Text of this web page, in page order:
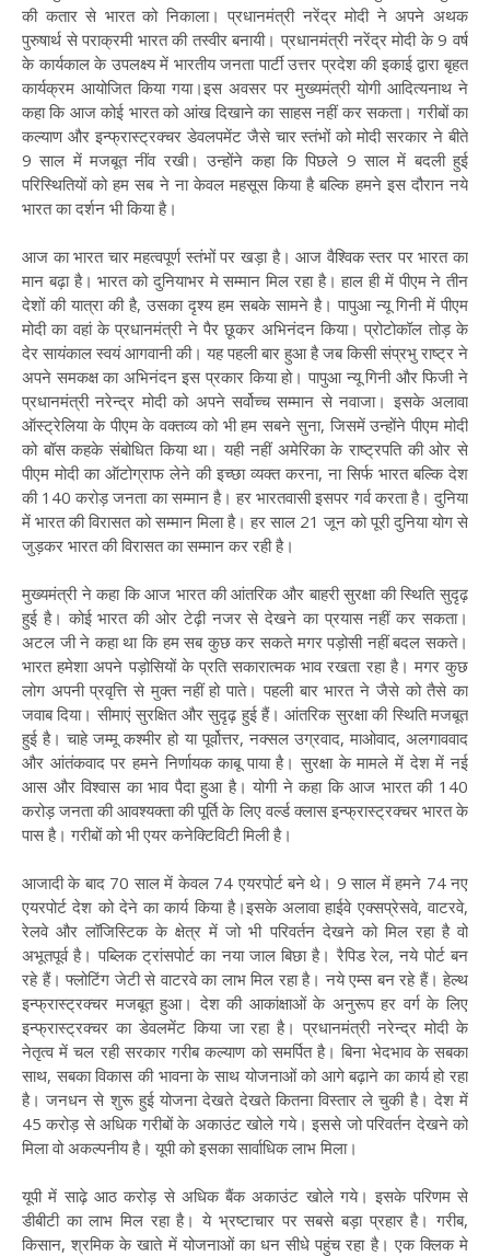
की कतार से भारत को निकाला। प्रधानमंत्री नरेंद्र मोदी ने अपने अथक
पुरुषार्थ से पराक्रमी भारत की तस्वीर बनायी। प्रधानमंत्री नरेंद्र मोदी के 9 वर्ष
के कार्यकाल के उपलक्ष्य में भारतीय जनता पार्टी उत्तर प्रदेश की इकाई द्वारा बृहत
कार्यक्रम आयोजित किया गया।इस अवसर पर मुख्यमंत्री योगी आदित्यनाथ ने
कहा कि आज कोई भारत को आंख दिखाने का साहस नहीं कर सकता। गरीबों का
कल्याण और इन्फ्रास्ट्रक्चर डेवलपमेंट जैसे चार स्तंभों को मोदी सरकार ने बीते
9 साल में मजबूत नींव रखी। उन्होंने कहा कि पिछले 9 साल में बदली हुई
परिस्थितियों को हम सब ने ना केवल महसूस किया है बल्कि हमने इस दौरान नये
भारत का दर्शन भी किया है।
आज का भारत चार महत्वपूर्ण स्तंभों पर खड़ा है। आज वैश्विक स्तर पर भारत का
मान बढ़ा है। भारत को दुनियाभर मे सम्मान मिल रहा है। हाल ही में पीएम ने तीन
देशों की यात्रा की है, उसका दृश्य हम सबके सामने है। पापुआ न्यू गिनी में पीएम
मोदी का वहां के प्रधानमंत्री ने पैर छूकर अभिनंदन किया। प्रोटोकॉल तोड़ के
देर सायंकाल स्वयं आगवानी की। यह पहली बार हुआ है जब किसी संप्रभु राष्ट्र ने
अपने समकक्ष का अभिनंदन इस प्रकार किया हो। पापुआ न्यू गिनी और फिजी ने
प्रधानमंत्री नरेन्द्र मोदी को अपने सर्वोच्च सम्मान से नवाजा। इसके अलावा
ऑस्ट्रेलिया के पीएम के वक्तव्य को भी हम सबने सुना, जिसमें उन्होंने पीएम मोदी
को बॉस कहके संबोधित किया था। यही नहीं अमेरिका के राष्ट्रपति की ओर से
पीएम मोदी का ऑटोग्राफ लेने की इच्छा व्यक्त करना, ना सिर्फ भारत बल्कि देश
की 140 करोड़ जनता का सम्मान है। हर भारतवासी इसपर गर्व करता है। दुनिया
में भारत की विरासत को सम्मान मिला है। हर साल 21 जून को पूरी दुनिया योग से
जुड़कर भारत की विरासत का सम्मान कर रही है।
मुख्यमंत्री ने कहा कि आज भारत की आंतरिक और बाहरी सुरक्षा की स्थिति सुदृढ़
हुई है। कोई भारत की ओर टेढ़ी नजर से देखने का प्रयास नहीं कर सकता।
अटल जी ने कहा था कि हम सब कुछ कर सकते मगर पड़ोसी नहीं बदल सकते।
भारत हमेशा अपने पड़ोसियों के प्रति सकारात्मक भाव रखता रहा है। मगर कुछ
लोग अपनी प्रवृत्ति से मुक्त नहीं हो पाते। पहली बार भारत ने जैसे को तैसे का
जवाब दिया। सीमाएं सुरक्षित और सुदृढ़ हुई हैं। आंतरिक सुरक्षा की स्थिति मजबूत
हुई है। चाहे जम्मू कश्मीर हो या पूर्वोत्तर, नक्सल उग्रवाद, माओवाद, अलगाववाद
और आंतंकवाद पर हमने निर्णायक काबू पाया है। सुरक्षा के मामले में देश में नई
आस और विश्वास का भाव पैदा हुआ है। योगी ने कहा कि आज भारत की 140
करोड़ जनता की आवश्यक्ता की पूर्ति के लिए वर्ल्ड क्लास इन्फ्रास्ट्रक्चर भारत के
पास है। गरीबों को भी एयर कनेक्टिविटी मिली है।
आजादी के बाद 70 साल में केवल 74 एयरपोर्ट बने थे। 9 साल में हमने 74 नए
एयरपोर्ट देश को देने का कार्य किया है।इसके अलावा हाईवे एक्सप्रेसवे, वाटरवे,
रेलवे और लॉजिस्टिक के क्षेत्र में जो भी परिवर्तन देखने को मिल रहा है वो
अभूतपूर्व है। पब्लिक ट्रांसपोर्ट का नया जाल बिछा है। रैपिड रेल, नये पोर्ट बन
रहे हैं। फ्लोटिंग जेटी से वाटरवे का लाभ मिल रहा है। नये एम्स बन रहे हैं। हेल्थ
इन्फ्रास्ट्रक्चर मजबूत हुआ। देश की आकांक्षाओं के अनुरूप हर वर्ग के लिए
इन्फ्रास्ट्रक्चर का डेवलमेंट किया जा रहा है। प्रधानमंत्री नरेन्द्र मोदी के
नेतृत्व में चल रही सरकार गरीब कल्याण को समर्पित है। बिना भेदभाव के सबका
साथ, सबका विकास की भावना के साथ योजनाओं को आगे बढ़ाने का कार्य हो रहा
है। जनधन से शुरू हुई योजना देखते देखते कितना विस्तार ले चुकी है। देश में
45 करोड़ से अधिक गरीबों के अकाउंट खोले गये। इससे जो परिवर्तन देखने को
मिला वो अकल्पनीय है। यूपी को इसका सार्वाधिक लाभ मिला।
यूपी में साढ़े आठ करोड़ से अधिक बैंक अकाउंट खोले गये। इसके परिणम से
डीबीटी का लाभ मिल रहा है। ये भ्रष्टाचार पर सबसे बड़ा प्रहार है। गरीब,
किसान, श्रमिक के खाते में योजनाओं का धन सीधे पहुंच रहा है। एक क्लिक मे